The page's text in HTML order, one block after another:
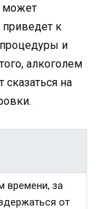
может
к
и
алкоголем
на
времени, за
от